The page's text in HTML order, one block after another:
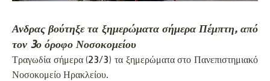
Ανδρας βούτηξε τα ξημερώματα σήμερα Πέμπτη, από
τον 3ο όροφο Νοσοκομείου
Τραγωδία σήμερα (23/3) τα ξημερώματα στο Πανεπιστημιακό
Νοσοκομείο Ηρακλείου.